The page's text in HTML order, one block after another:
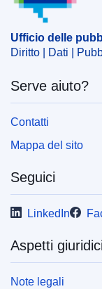
ridotto,
CELEX :
OJ :
IMMC : PV-C-
Ufficio delle
Diritto | Dati |
Serve aiuto?
Contatti
Mappa del sito
Seguici
LinkedIn
Aspetti giuridici
Note legali